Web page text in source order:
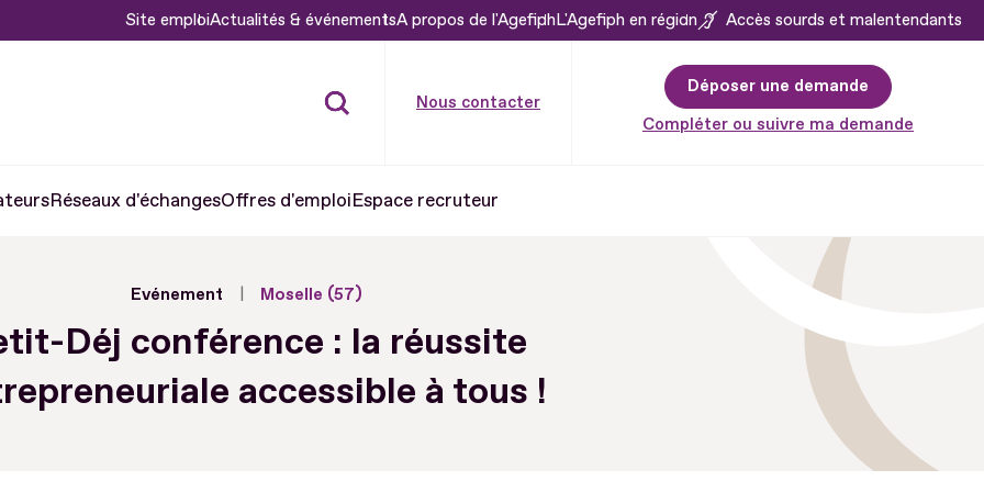
Site emploiActualités & événementsA propos de l'AgefiphL'Agefiph en région Accès sourds et malentendants
Nous contacter
Déposer une demande
Compléter ou suivre ma demande
Réseaux d'échangesOffres d'emploiEspace recruteur
Evénement Moselle (57)
Déj conférence : la réussite
accessible à tous !